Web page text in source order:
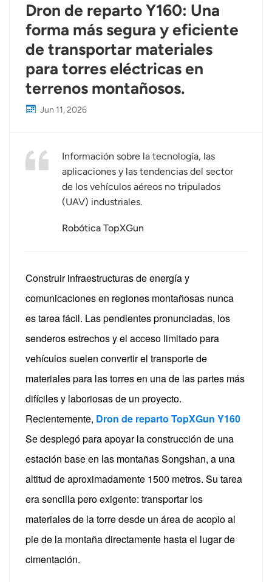
Dron de reparto Y160: Una
forma más segura y eficiente
de transportar materiales
para torres eléctricas en
terrenos montañosos.
Jun 11, 2026
Información sobre la tecnología, las
aplicaciones y las tendencias del sector
de los vehículos aéreos no tripulados
(UAV) industriales.
Robótica TopXGun
Construir infraestructuras de energía y
comunicaciones en regiones montañosas nunca
es tarea fácil. Las pendientes pronunciadas, los
senderos estrechos y el acceso limitado para
vehículos suelen convertir el transporte de
materiales para las torres en una de las partes más
difíciles y laboriosas de un proyecto.
Recientemente, Dron de reparto TopXGun Y160
Se desplegó para apoyar la construcción de una
estación base en las montañas Songshan, a una
altitud de aproximadamente 1500 metros. Su tarea
era sencilla pero exigente: transportar los
materiales de la torre desde un área de acopio al
pie de la montaña directamente hasta el lugar de
cimentación.